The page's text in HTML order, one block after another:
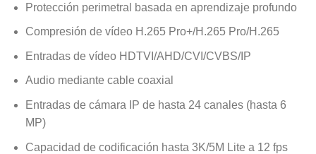
Protección perimetral basada en aprendizaje profundo
Compresión de vídeo H.265 Pro+/H.265 Pro/H.265
Entradas de vídeo HDTVI/AHD/CVI/CVBS/IP
Audio mediante cable coaxial
Entradas de cámara IP de hasta 24 canales (hasta 6
MP)
Capacidad de codificación hasta 3K/5M Lite a 12 fps